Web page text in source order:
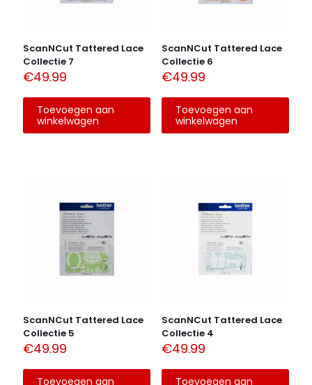
ScanNCut Tattered Lace
Collectie 7
€49.99
Toevoegen aan
winkelwagen
ScanNCut Tattered Lace
Collectie 6
€49.99
Toevoegen aan
winkelwagen
ScanNCut Tattered Lace
Collectie 5
€49.99
Toevoegen aan
ScanNCut Tattered Lace
Collectie 4
€49.99
Toevoegen aan